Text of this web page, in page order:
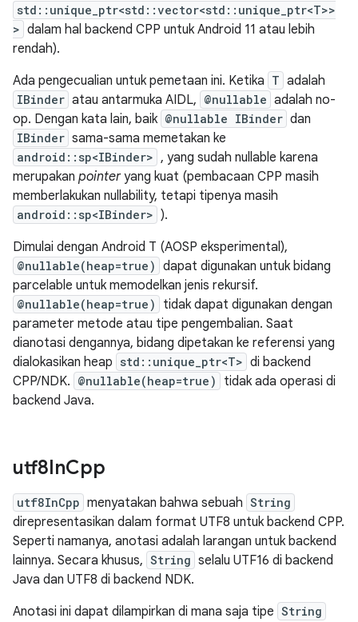
std::unique_ptr<std::vector<std::unique_ptr<T>>
> dalam hal backend CPP untuk Android 11 atau lebih
rendah).
Ada pengecualian untuk pemetaan ini. Ketika T adalah
IBinder atau antarmuka AIDL, @nullable adalah no-
op. Dengan kata lain, baik @nullable IBinder dan
IBinder sama-sama memetakan ke
android::sp<IBinder> , yang sudah nullable karena
merupakan pointeryang kuat (pembacaan CPP masih
memberlakukan nullability, tetapi tipenya masih
android::sp<IBinder> ).
Dimulai dengan Android T (AOSP eksperimental),
@nullable(heap=true) dapat digunakan untuk bidang
parcelable untuk memodelkan jenis rekursif.
@nullable(heap=true)
tidak dapat digunakan dengan
parameter metode atau tipe pengembalian. Saat
dianotasi dengannya, bidang dipetakan ke referensi yang
dialokasikan heap std::unique_ptr<T> di backend
CPP/NDK. @nullable(heap=true)
tidak ada operasi di
backend Java.
utf8InCpp
utf8InCpp menyatakan bahwa sebuah String
direpresentasikan dalam format UTF8 untuk backend CPP.
Seperti namanya, anotasi adalah larangan untuk backend
lainnya. Secara khusus, String selalu UTF16 di backend
Java dan UTF8 di backend NDK.
Anotasi ini dapat dilampirkan di mana saja tipe String